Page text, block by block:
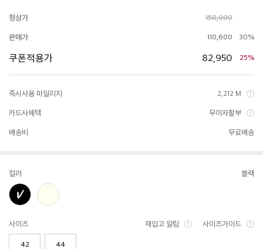
정상가 158,000
판매가 110,600 30%
쿠폰적용가 82,950 25%
즉시사용 마일리지 2,212 M
카드사혜택 무이자할부
배송비 무료배송
컬러 블랙
사이즈 재입고 알림 사이즈가이드
42 44